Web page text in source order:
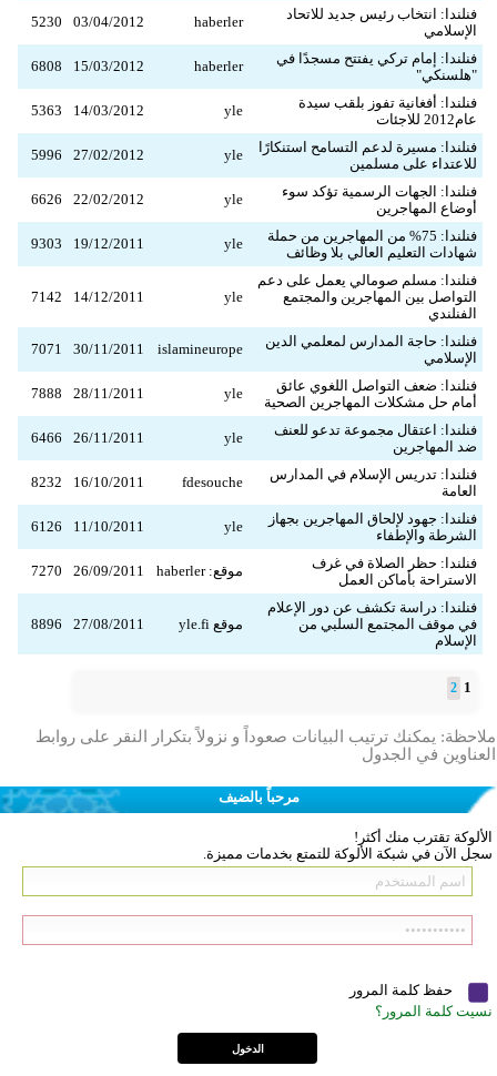
فنلندا: انتخاب رئيس جديد للاتحاد
الإسلامي
haberler
03/04/2012
5230
فنلندا: إمام تركي يفتتح مسجدًا في
"هلسنكي"
haberler
15/03/2012
6808
فنلندا: أفغانية تفوز بلقب سيدة
عام2012 للاجئات
yle
14/03/2012
5363
فنلندا: مسيرة لدعم التسامح استنكارًا
للاعتداء على مسلمين
yle
27/02/2012
5996
فنلندا: الجهات الرسمية تؤكد سوء
أوضاع المهاجرين
yle
22/02/2012
6626
فنلندا: 75% من المهاجرين من حملة
شهادات التعليم العالي بلا وظائف
yle
19/12/2011
9303
فنلندا: مسلم صومالي يعمل على دعم
التواصل بين المهاجرين والمجتمع
الفنلندي
yle
14/12/2011
7142
فنلندا: حاجة المدارس لمعلمي الدين
الإسلامي
islamineurope
30/11/2011
7071
فنلندا: ضعف التواصل اللغوي عائق
أمام حل مشكلات المهاجرين الصحية
yle
28/11/2011
7888
فنلندا: اعتقال مجموعة تدعو للعنف
ضد المهاجرين
yle
26/11/2011
6466
فنلندا: تدريس الإسلام في المدارس
العامة
fdesouche
16/10/2011
8232
فنلندا: جهود لإلحاق المهاجرين بجهاز
الشرطة والإطفاء
yle
11/10/2011
6126
فنلندا: حظر الصلاة في غرف
الاستراحة بأماكن العمل
موقع: haberler 26/09/2011
7270
فنلندا: دراسة تكشف عن دور الإعلام
في موقف المجتمع السلبي من
الإسلام
موقع yle.fi 27/08/2011
8896
1
2
ملاحظة: يمكنك ترتيب البيانات صعوداً و نزولاً بتكرار النقر على روابط
العناوين في الجدول
مرحباً بالضيف
الألوكة تقترب منك أكثر!
سجل الآن في شبكة الألوكة للتمتع بخدمات مميزة.
حفظ كلمة المرور
نسيت كلمة المرور؟